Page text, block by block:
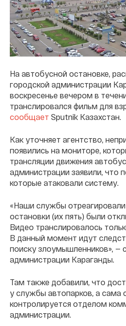
На автобусной остановке,
городской администрации
воскресенье вечером в
транслировался фильм для
сообщает Sputnik Казахстан.
Как уточняет агентство,
появились на мониторе,
трансляции движения
администрации заявили, что
которые атаковали систему.
«Наши службы
остановки (их пять) были
Видео транслировалось
В данный момент идут
поиску злоумышленников», —
администрации Караганды.
Там также добавили, что
у службы автопарков, а сама
контролируется отделом
администрации.